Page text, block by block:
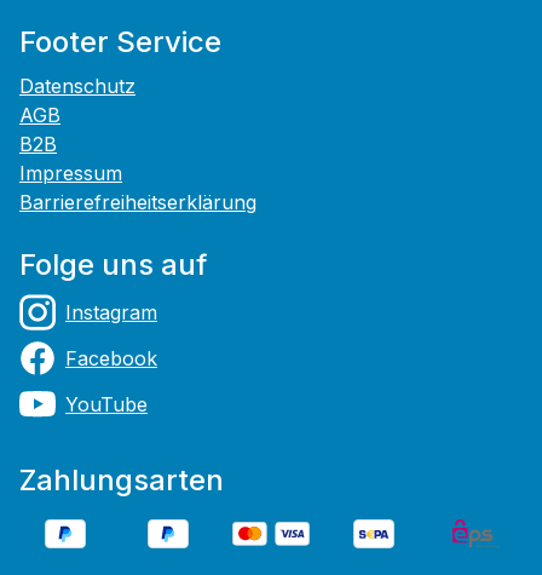
Footer Service
Datenschutz
AGB
B2B
Impressum
Barrierefreiheitserklärung
Folge uns auf
Instagram
Facebook
YouTube
Zahlungsarten